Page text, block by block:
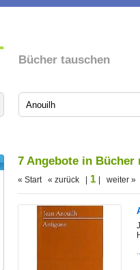
Bücher tauschen
7 Angebote in
« Start « zurück | 1 | weiter